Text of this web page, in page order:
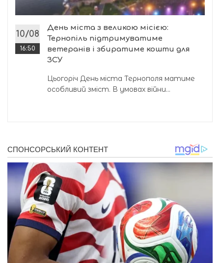
10/08
16:50
День міста з великою місією:
Тернопіль підтримуватиме
ветеранів і збиратиме кошти для
ЗСУ
Цьогоріч День міста Тернополя матиме
особливий зміст. В умовах війни...